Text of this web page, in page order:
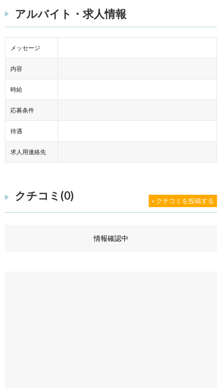
アルバイト・求人情報
メッセージ
内容
時給
応募条件
待遇
求人用連絡先
クチコミ(0) » クチコミを投稿する
情報確認中